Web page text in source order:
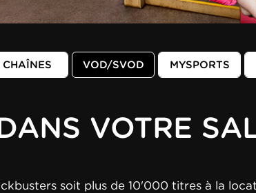
CHAÎNES VOD/SVOD MYSPORTS
VOTRE
soit plus de 10'000 titres à la